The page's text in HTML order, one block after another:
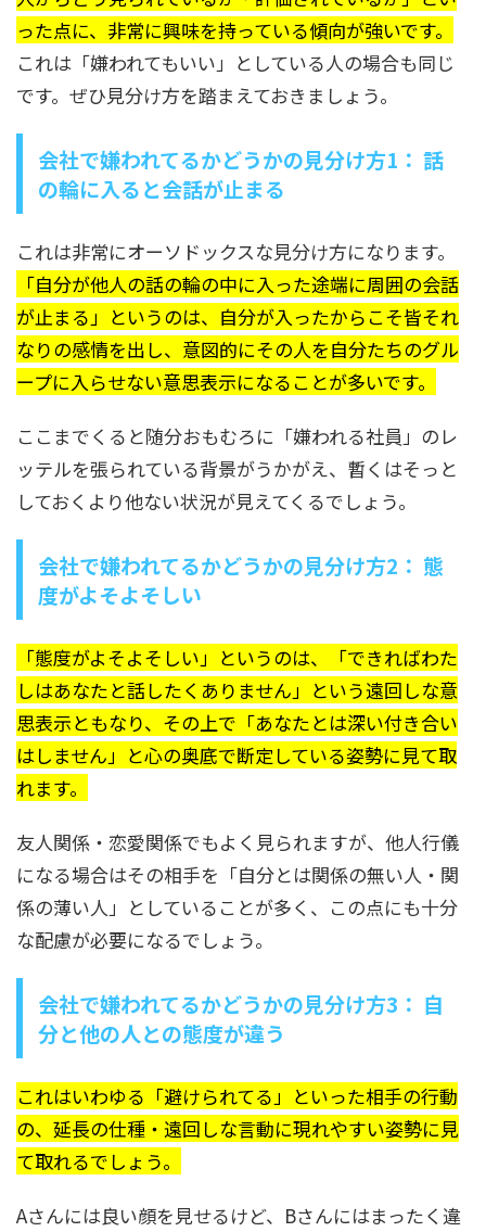
った点に、非常に興味を持っている傾向が強いです。
これは「嫌われてもいい」としている人の場合も同じ
です。ぜひ見分け方を踏まえておきましょう。
会社で嫌われてるかどうかの見分け方1： 話
の輪に入ると会話が止まる
これは非常にオーソドックスな見分け方になります。
「自分が他人の話の輪の中に入った途端に周囲の会話
が止まる」というのは、自分が入ったからこそ皆それ
なりの感情を出し、意図的にその人を自分たちのグル
ープに入らせない意思表示になることが多いです。
ここまでくると随分おもむろに「嫌われる社員」のレ
ッテルを張られている背景がうかがえ、暫くはそっと
しておくより他ない状況が見えてくるでしょう。
会社で嫌われてるかどうかの見分け方2： 態
度がよそよそしい
「態度がよそよそしい」というのは、「できればわた
しはあなたと話したくありません」という遠回しな意
思表示ともなり、その上で「あなたとは深い付き合い
はしません」と心の奥底で断定している姿勢に見て取
れます。
友人関係・恋愛関係でもよく見られますが、他人行儀
になる場合はその相手を「自分とは関係の無い人・関
係の薄い人」としていることが多く、この点にも十分
な配慮が必要になるでしょう。
会社で嫌われてるかどうかの見分け方3： 自
分と他の人との態度が違う
これはいわゆる「避けられてる」といった相手の行動
の、延長の仕種・遠回しな言動に現れやすい姿勢に見
て取れるでしょう。
Aさんには良い顔を見せるけど、Bさんにはまったく違